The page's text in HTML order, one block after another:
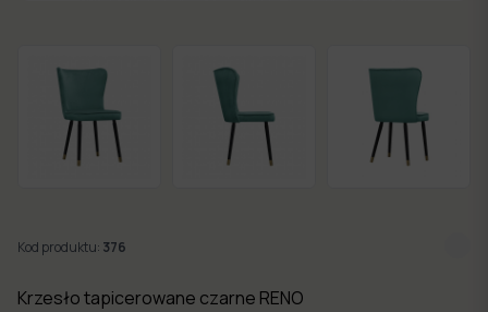
Nowości
Kolekcje
Kod produktu: 376
Krzesło tapicerowane czarne RENO